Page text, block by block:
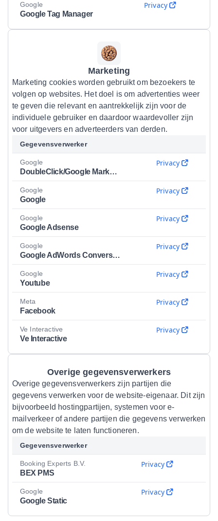
Google
Google Tag Manager
Privacy
Marketing
Marketing cookies worden gebruikt om bezoekers te
volgen op websites. Het doel is om advertenties weer
te geven die relevant en aantrekkelijk zijn voor de
individuele gebruiker en daardoor waardevoller zijn
voor uitgevers en adverteerders van derden.
Gegevensverwerker
Google
DoubleClick/Google Marketing
Privacy
Google
Google
Privacy
Google
Google Adsense
Privacy
Google
Google AdWords Conversion
Privacy
Google
Youtube
Privacy
Meta
Facebook
Privacy
Ve Interactive
Ve Interactive
Privacy
Overige gegevensverwerkers
Overige gegevensverwerkers zijn partijen die
gegevens verwerken voor de website-eigenaar. Dit zijn
bijvoorbeeld hostingpartijen, systemen voor e-
mailverkeer of andere partijen die gegevens verwerken
om de website te laten functioneren.
Gegevensverwerker
Booking Experts B.V.
BEX PMS
Privacy
Google
Google Static
Privacy